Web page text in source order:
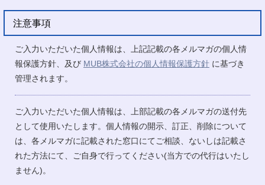
注意事項
ご入力いただいた個人情報は、上記記載の各メルマガの個人情
報保護方針、及び MUB株式会社の個人情報保護方針 に基づき
管理されます。
ご入力いただいた個人情報は、上部記載の各メルマガの送付先
として使用いたします。個人情報の開示、訂正、削除について
は、各メルマガに記載された窓口にてご相談、ないしは記載さ
れた方法にて、ご自身で行ってください(当方での代行はいたし
ません)。